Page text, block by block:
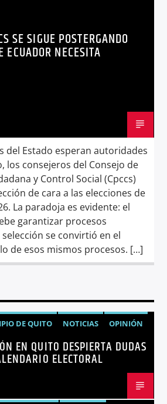
EDITORIAL
CNE ECUADOR
SE SIGUE POSTERGANDO
ECUADOR NECESITA
del Estado esperan autoridades
los consejeros del Consejo de
y Control Social (Cpccs)
de cara a las elecciones de
La paradoja es evidente: el
garantizar procesos
se convirtió en el
de esos mismos procesos. […]
DE QUITO NOTICIAS
OPINIÓN
EN QUITO DESPIERTA DUDAS
ELECTORAL